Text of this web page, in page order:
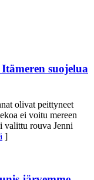
suojelua
olivat peittyneet
ei voitu mereen
valittu rouva Jenni
]